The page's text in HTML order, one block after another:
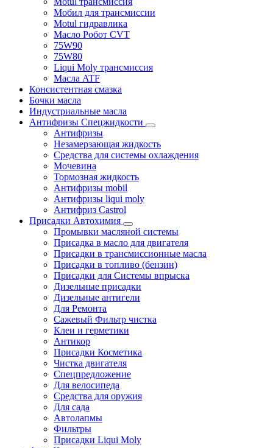
Мобил для трансмиссии
Motul гидравлика
Масло Робот CVT
75W90
75W80
Liqui Moly трансмиссия
Масла ATF
Консистентная смазка
Бочки масла
Индустриальные масла
Антифризы Спецжидкости
Антифризы
Незамерзающая жидкость
Средства для системы охлаждения
Мочевина
Тормозная жидкость
Антифризы mobil
Антифризы liqui moly
Антифриз Castrol
Присадки Автохимия
Промывки масляной системы
Присадка в масло для двигателя
Присадки в трансмиссионные масла
Присадки в топливо (бензин)
Присадки для Системы впрыска
Дизельные присадки
Дизельные антигели
Для Ремонта
Сажевый Фильтр чистка
Клеи и герметики
Антикор
Присадки Косметика
Чистка двигателя
Спецпредложение
Для велосипеда
Средства для оружия
Для сада
Автолапмы
Фильтры
Присадки Liqui Moly